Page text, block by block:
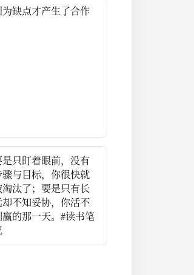
为缺点才产生了合作
是只盯着眼前，没有
骤与目标，你很快就
淘汰了；要是只有长
却不知妥协，你活不
赢的那一天。#读书笔